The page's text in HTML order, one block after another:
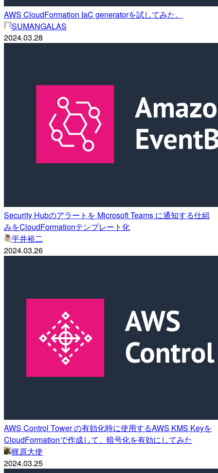
AWS CloudFormation IaC generatorを試してみた。
SUMANGALAS
2024.03.28
Security Hubのアラートを Microsoft Teams に通知する仕組
みをCloudFormationテンプレート化
平井裕二
2024.03.26
AWS Control Tower の有効化時に使用するAWS KMS Keyを
CloudFormationで作成して、暗号化を有効にしてみた
梶原大使
2024.03.25